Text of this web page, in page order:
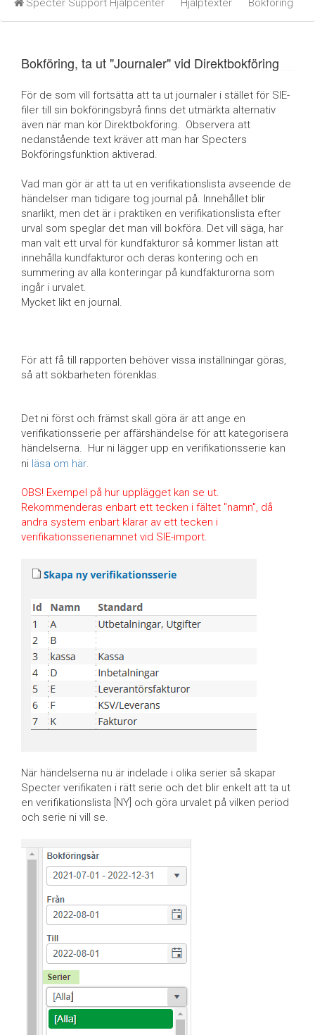
Specter Support Hjälpcenter Hjälptexter Bokföring
Bokföring, ta ut "Journaler" vid Direktbokföring
För de som vill fortsätta att ta ut journaler i stället för SIE-
filer till sin bokföringsbyrå finns det utmärkta alternativ
även när man kör Direktbokföring. Observera att
nedanstående text kräver att man har Specters
Bokföringsfunktion aktiverad.
Vad man gör är att ta ut en verifikationslista avseende de
händelser man tidigare tog journal på. Innehållet blir
snarlikt, men det är i praktiken en verifikationslista efter
urval som speglar det man vill bokföra. Det vill säga, har
man valt ett urval för kundfakturor så kommer listan att
innehålla kundfakturor och deras kontering och en
summering av alla konteringar på kundfakturorna som
ingår i urvalet.
Mycket likt en journal.
För att få till rapporten behöver vissa inställningar göras,
så att sökbarheten förenklas.
Det ni först och främst skall göra är att ange en
verifikationsserie per affärshändelse för att kategorisera
händelserna. Hur ni lägger upp en verifikationsserie kan
ni läsa om här.
OBS! Exempel på hur upplägget kan se ut.
Rekommenderas enbart ett tecken i fältet "namn", då
andra system enbart klarar av ett tecken i
verifikationsserienamnet vid SIE-import.
När händelserna nu är indelade i olika serier så skapar
Specter verifikaten i rätt serie och det blir enkelt att ta ut
en verifikationslista [NY] och göra urvalet på vilken period
och serie ni vill se.